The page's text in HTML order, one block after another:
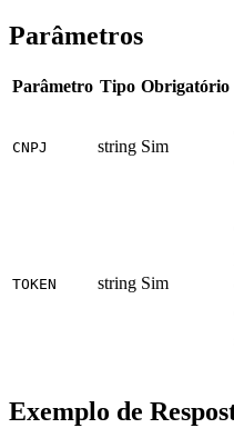
Parâmetros
Parâmetro Tipo Obrigatório
CNPJ string Sim
TOKEN string Sim
Exemplo de